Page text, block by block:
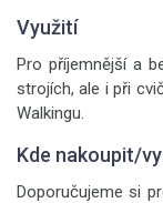
Využití
Pro příjemnější a
strojích, ale i při
Walkingu.
Kde nakoupit/
Doporučujeme si